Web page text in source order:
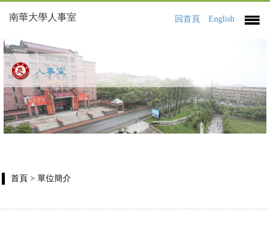
南華大學人事室 回首頁 English
首頁 > 單位簡介